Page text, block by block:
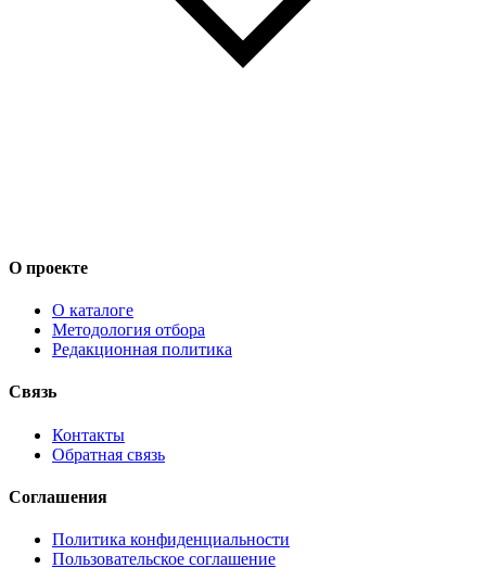
О проекте
О каталоге
Методология отбора
Редакционная политика
Связь
Контакты
Обратная связь
Соглашения
Политика конфиденциальности
Пользовательское соглашение